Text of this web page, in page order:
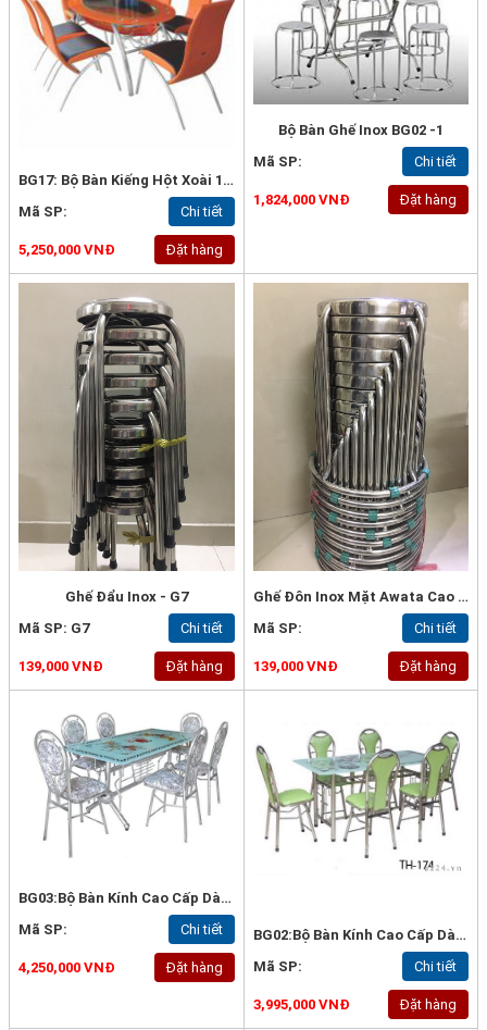
BG17: Bộ Bàn Kiếng Hột Xoài 1600 Mm & 6 Ghế Lưng Gù
Mã SP:
Chi tiết
5,250,000 VNĐ Đặt hàng
Bộ Bàn Ghế Inox BG02 -1
Mã SP:
Chi tiết
1,824,000 VNĐ Đặt hàng
Ghế Đẩu Inox - G7
Mã SP: G7
Chi tiết
139,000 VNĐ Đặt hàng
Ghế Đôn Inox Mặt Awata Cao Cấp
Mã SP:
Chi tiết
139,000 VNĐ Đặt hàng
BG03:Bộ Bàn Kính Cao Cấp Dài 1.6m
Mã SP:
Chi tiết
4,250,000 VNĐ Đặt hàng
BG02:Bộ Bàn Kính Cao Cấp Dài 1.4m
Mã SP:
Chi tiết
3,995,000 VNĐ Đặt hàng